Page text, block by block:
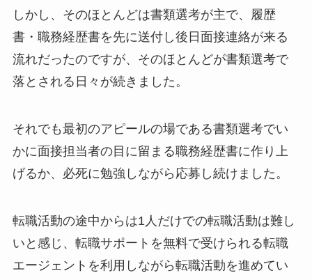
しかし、そのほとんどは書類選考が主で、履歴
書・職務経歴書を先に送付し後日面接連絡が来る
流れだったのですが、そのほとんどが書類選考で
落とされる日々が続きました。
それでも最初のアピールの場である書類選考でい
かに面接担当者の目に留まる職務経歴書に作り上
げるか、必死に勉強しながら応募し続けました。
転職活動の途中からは1人だけでの転職活動は難し
いと感じ、転職サポートを無料で受けられる転職
エージェントを利用しながら転職活動を進めてい